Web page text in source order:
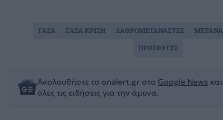
Ακολουθήστε το onalert.gr στο Google News
όλες τις ειδήσεις για την άμυνα.
ΓΑΖΑ ΓΑΖΑ ΚΡΙΣΗ ΛΑΘΡΟΜΕΤΑΝΑΣΤΕΣ
ΠΡΟΣΦΥΓΕΣ